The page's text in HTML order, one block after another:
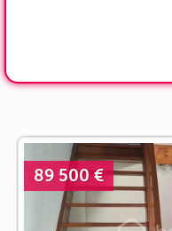
89 500 €